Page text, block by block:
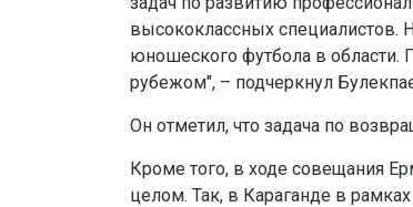
высококлассных специалистов.
юношеского футбола в области.
рубежом", – подчеркнул
Он отметил, что задача по
Кроме того, в ходе совещания
целом. Так, в Караганде в